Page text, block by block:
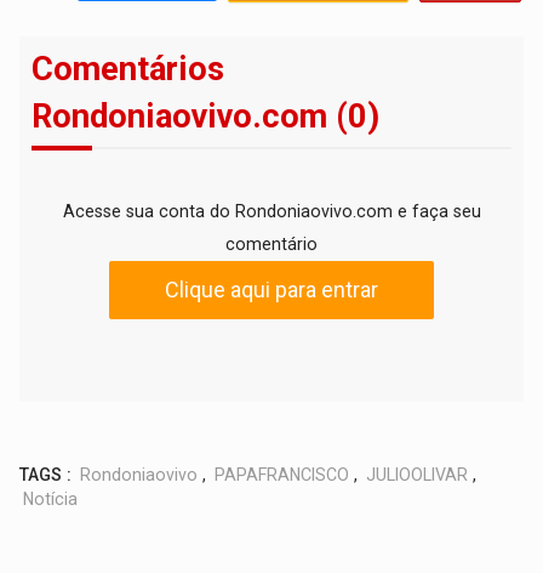
Comentários
Rondoniaovivo.com (0)
Acesse sua conta do Rondoniaovivo.com e faça seu
comentário
Clique aqui para entrar
TAGS : Rondoniaovivo , PAPAFRANCISCO , JULIOOLIVAR ,
Notícia